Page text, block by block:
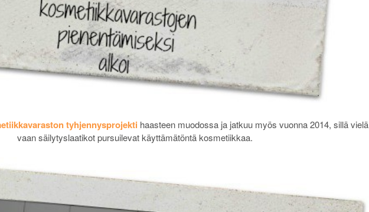
tyhjennysprojekti haasteen muodossa ja jatkuu myös vuonna 2014, sillä vielä
vaan säilytyslaatikot pursuilevat käyttämätöntä kosmetiikkaa.